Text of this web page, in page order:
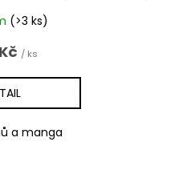
(>3 ks)
/ ks
a manga